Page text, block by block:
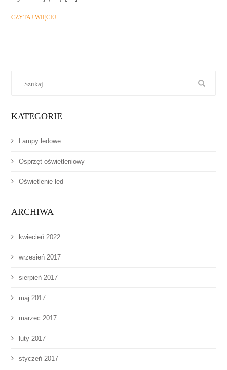
CZYTAJ WIĘCEJ
KATEGORIE
Lampy ledowe
Osprzęt oświetleniowy
Oświetlenie led
ARCHIWA
kwiecień 2022
wrzesień 2017
sierpień 2017
maj 2017
marzec 2017
luty 2017
styczeń 2017